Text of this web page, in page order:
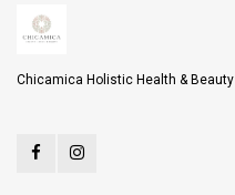
Chicamica Holistic Health & Beauty